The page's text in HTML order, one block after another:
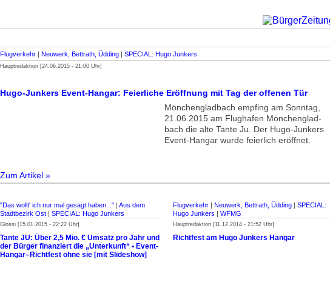
Flugverkehr | Neuwerk, Bettrath, Üdding | SPECIAL: Hugo Junkers
Hauptredaktion [24.06.2015 - 21:00 Uhr]
Hugo-Junkers Event-Hangar: Feierliche Eröffnung mit Tag der offenen Tür
Mönchengladbach empfing am Sonntag,
21.06.2015 am Flughafen Möncheng­lad­
bach die alte Tante Ju. Der Hugo-Junkers
Event-Hangar wurde feierlich eröffnet.
Zum Artikel »
"Das wollt' ich nur mal gesagt haben..." | Aus dem
Stadtbezirk Ost | SPECIAL: Hugo Junkers
Glossi [15.01.2015 - 22:22 Uhr]
Tante JU: Über 2,5 Mio. € Umsatz pro Jahr und
der Bürger finanziert die „Unterkunft“ • Event-
Hangar–Richtfest ohne sie [mit Slideshow]
Flugverkehr | Neuwerk, Bettrath, Üdding | SPECIAL:
Hugo Junkers | WFMG
Hauptredaktion [11.12.2014 - 21:52 Uhr]
Richtfest am Hugo Junkers Hangar